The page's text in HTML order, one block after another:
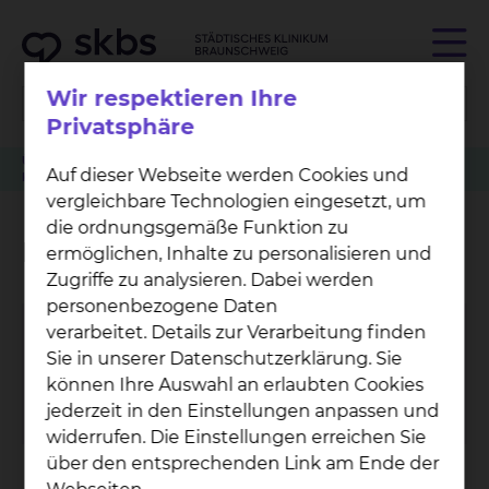
Über uns
Kardiologie & Intensivmedizin
Muslimischer Besuchsdienst
Muslimischer Besuchsdienst
Mo­na Al-Mas­ri
Salzdahlumer Straße 90, 38126 Braunschweig
Celler Straße 38, 38114 Braunschweig
Wir respektieren Ihre
Privatsphäre
Auf dieser Webseite werden Cookies und
vergleichbare Technologien eingesetzt, um
die ordnungsgemäße Funktion zu
ermöglichen, Inhalte zu personalisieren und
Zugriffe zu analysieren. Dabei werden
personenbezogene Daten
verarbeitet. Details zur Verarbeitung finden
Sie in unserer Datenschutzerklärung. Sie
können Ihre Auswahl an erlaubten Cookies
jederzeit in den Einstellungen anpassen und
widerrufen. Die Einstellungen erreichen Sie
über den entsprechenden Link am Ende der